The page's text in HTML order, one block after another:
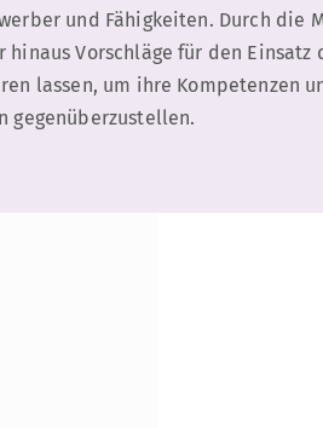
und Fähigkeiten. Durch die
hinaus Vorschläge für den
lassen, um ihre Kompetenzen
gegenüberzustellen.